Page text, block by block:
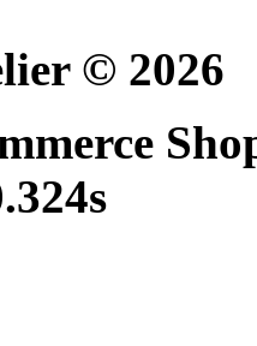
© 2026